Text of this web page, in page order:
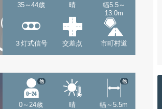
35～44歳 晴
幅5.5～
13.0m
３灯式信号 交差点 市町村道
0～24歳
他
晴 幅～5.5m
他